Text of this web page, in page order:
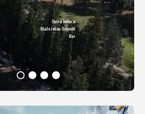
Opšta bolnica
Blažo Jošov Orlandić
Bar
DETALJNIJE